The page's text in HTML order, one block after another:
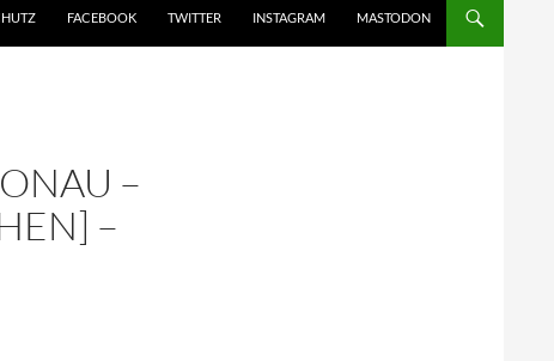
FACEBOOK TWITTER INSTAGRAM MASTODON
–
–